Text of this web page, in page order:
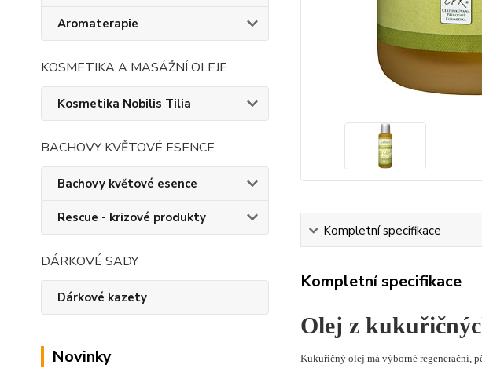
Aromaterapie
KOSMETIKA A MASÁŽNÍ OLEJE
Kosmetika Nobilis Tilia
BACHOVY KVĚTOVÉ ESENCE
Bachovy květové esence
Rescue - krizové produkty
DÁRKOVÉ SADY
Dárkové kazety
Novinky
Kompletní specifikace
Kompletní specifikace
Olej z
Kukuřičný olej má výborné regenerační,